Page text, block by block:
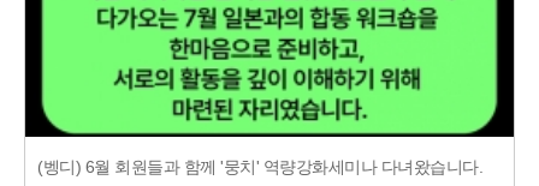
(벵디) 6월 회원들과 함께 '뭉치' 역량강화세미나 다녀왔습니다.